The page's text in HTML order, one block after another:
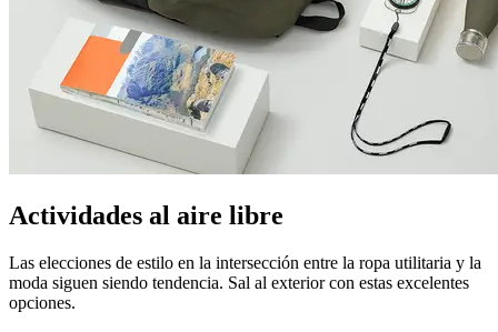
Actividades al aire libre
Las elecciones de estilo en la intersección entre la ropa utilitaria y la
moda siguen siendo tendencia. Sal al exterior con estas excelentes
opciones.